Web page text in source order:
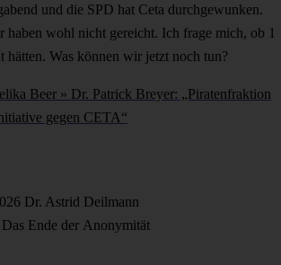
und die SPD hat Ceta durchgewunken.
haben wohl nicht gereicht. Ich frage mich, ob 1
hätten. Was können wir jetzt noch tun?
Beer » Dr. Patrick Breyer: „Piratenfraktion
gegen CETA“
Dr. Astrid Deilmann
Ende der Anonymität